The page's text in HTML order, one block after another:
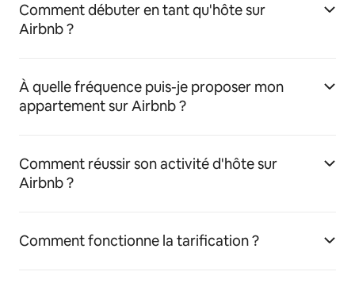
Comment débuter en tant qu'hôte sur
Airbnb ?
À quelle fréquence puis-je proposer mon
appartement sur Airbnb ?
Comment réussir son activité d'hôte sur
Airbnb ?
Comment fonctionne la tarification ?